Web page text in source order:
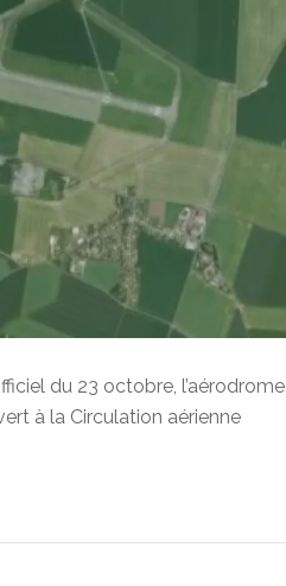
du 23 octobre, l’aérodrome
à la Circulation aérienne